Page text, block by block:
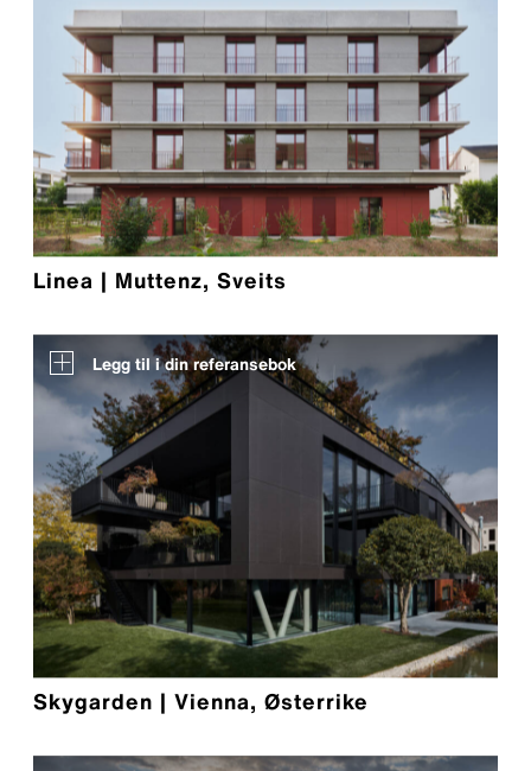
Linea | Muttenz, Sveits
Legg til i din referansebok
Skygarden | Vienna, Østerrike